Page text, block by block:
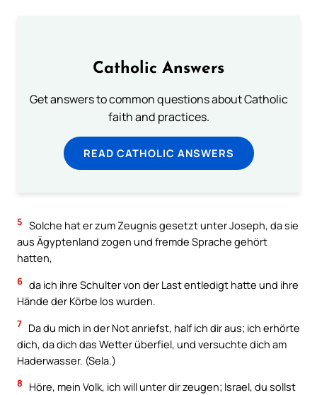
Catholic Answers
Get answers to common questions about Catholic
faith and practices.
READ CATHOLIC ANSWERS
5 Solche hat er zum Zeugnis gesetzt unter Joseph, da sie
aus Ägyptenland zogen und fremde Sprache gehört
hatten,
6 da ich ihre Schulter von der Last entledigt hatte und ihre
Hände der Körbe los wurden.
7 Da du mich in der Not anriefst, half ich dir aus; ich erhörte
dich, da dich das Wetter überfiel, und versuchte dich am
Haderwasser. (Sela.)
8
Höre, mein Volk, ich will unter dir zeugen; Israel, du sollst